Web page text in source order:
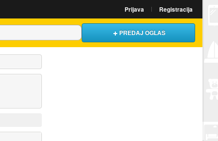
Prijava Registracija
PREDAJ OGLAS